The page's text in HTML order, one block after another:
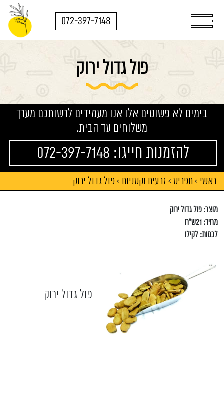
072-397-7148
פול גדול ירוק
בימים לא פשוטים אלו אנו מעמידים לרשותכם מערך
משלוחים עד הבית.
להזמנות חייגו: 072-397-7148
ראשי > תפריט > זרעים וקטניות> פול גדול ירוק
מוצר: פול גדול ירוק
מחיר: 21ש"ח
לכמות: לקילו
פול גדול ירוק